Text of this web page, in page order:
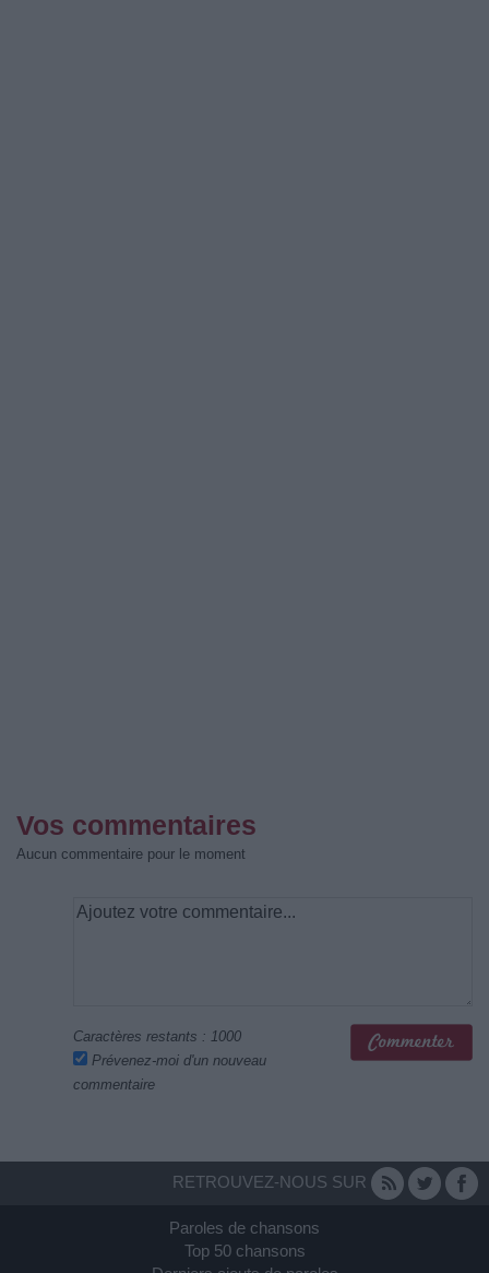
Vos commentaires
Aucun commentaire pour le moment
Caractères restants : 1000
Prévenez-moi d'un nouveau
commentaire
RETROUVEZ-NOUS SUR
Paroles de chansons
Top 50 chansons